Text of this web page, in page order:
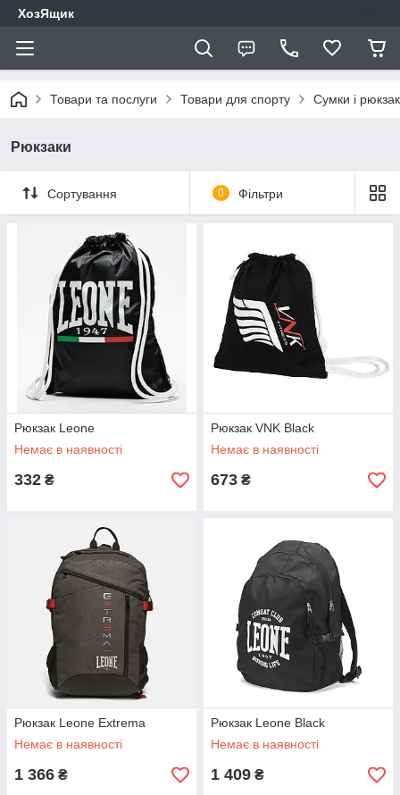
ХозЯщик
Товари та послуги Товари для спорту Сумки і
Рюкзаки
Сортування 0 Фільтри
Рюкзак Leone
Немає в наявності
332 ₴
Рюкзак VNK Black
Немає в наявності
673 ₴
Рюкзак Leone Extrema
Немає в наявності
1 366 ₴
Рюкзак Leone Black
Немає в наявності
1 409 ₴